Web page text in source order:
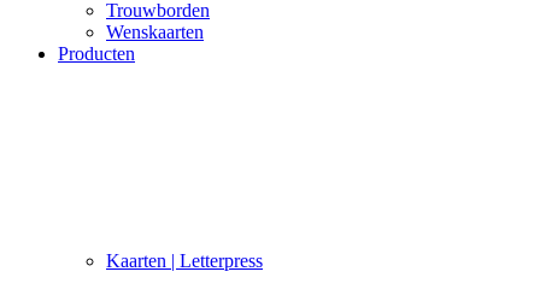
Trouwborden
Wenskaarten
Producten
Kaarten | Letterpress